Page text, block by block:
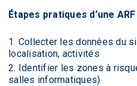
Étapes pratiques d’une ARF
Collecter les données du
localisation, activités
Identifier les zones à
salles informatiques)